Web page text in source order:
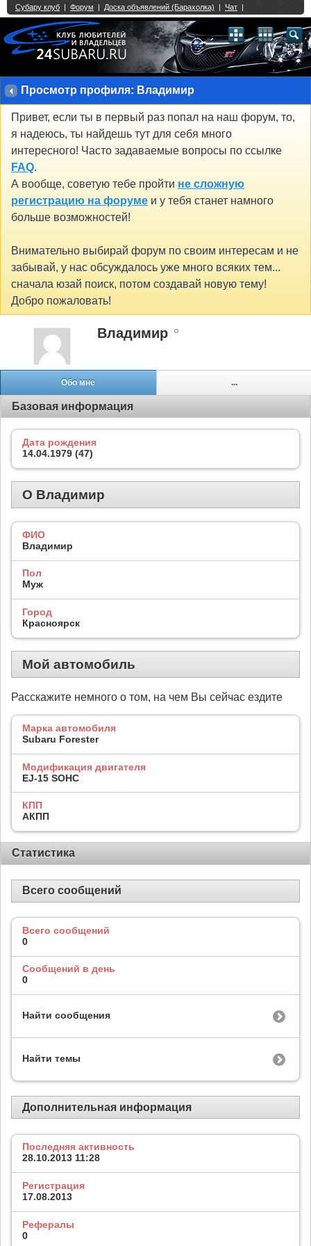
Просмотр профиля: Владимир
Привет, если ты в первый раз попал на наш форум, то,
я надеюсь, ты найдешь тут для себя много
интересного! Часто задаваемые вопросы по ссылке
FAQ.
А вообще, советую тебе пройти не сложную
регистрацию на форуме и у тебя станет намного
больше возможностей!
Внимательно выбирай форум по своим интересам и не
забывай, у нас обсуждалось уже много всяких тем...
сначала юзай поиск, потом создавай новую тему!
Добро пожаловать!
Владимир
Обо мне ...
Базовая информация
Дата рождения
14.04.1979 (47)
О Владимир
ФИО
Владимир
Пол
Муж
Город
Красноярск
Мой автомобиль
Расскажите немного о том, на чем Вы сейчас ездите
Марка автомобиля
Subaru Forester
Модификация двигателя
EJ-15 SOHC
КПП
АКПП
Статистика
Всего сообщений
Всего сообщений
0
Сообщений в день
0
Найти сообщения
Найти темы
Дополнительная информация
Последняя активность
28.10.2013 11:28
Регистрация
17.08.2013
Рефералы
0
Single Sign On provided byvBSSO
2 3 4 5 6 7 8 9 10 11 12 13 14 15 16 17 18 21 22 23 24 25 26
27 28 29 30 31 32 33 34 35 36 37 38 39 40 41 42 43